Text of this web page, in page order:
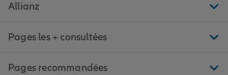
Allianz
Pages les + consultées
Pages recommandées